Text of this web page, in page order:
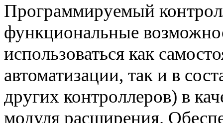
Программируемый
функциональные
использоваться как
автоматизации, так и в
других контроллеров) в
модуля расширения.